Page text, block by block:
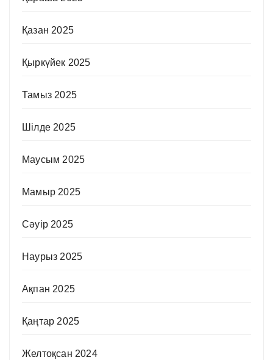
Қазан 2025
Қыркүйек 2025
Тамыз 2025
Шілде 2025
Маусым 2025
Мамыр 2025
Сәуір 2025
Наурыз 2025
Ақпан 2025
Қаңтар 2025
Желтоқсан 2024